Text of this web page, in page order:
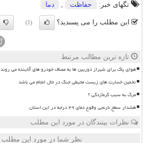
تگهای خبر:
حفاظت دما
این مطلب را می پسندید؟ (1)
تازه ترین مطالب مرتبط
هوای پاک برای شیراز دوربین ها به مصاف خودرو های آلاینده می روند
تخمین خسارت های زیست محیطی جنگ در حال انجام می باشد
مرگ به سبب گرمازدگی ؟
هشدار سطح نارنجی وقوع دمای ۴۹ درجه در این استان
نظرات بینندگان در مورد این مطلب
نظر شما در مورد این مطلب